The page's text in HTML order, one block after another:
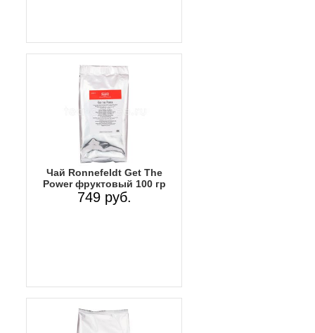
Чай Ronnefeldt Get The
Power фруктовый 100 гр
749 руб.